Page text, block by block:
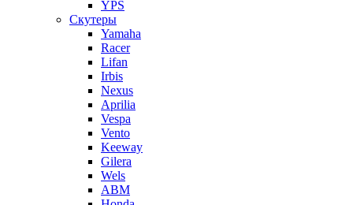
YPS
Скутеры
Yamaha
Racer
Lifan
Irbis
Nexus
Aprilia
Vespa
Vento
Keeway
Gilera
Wels
ABM